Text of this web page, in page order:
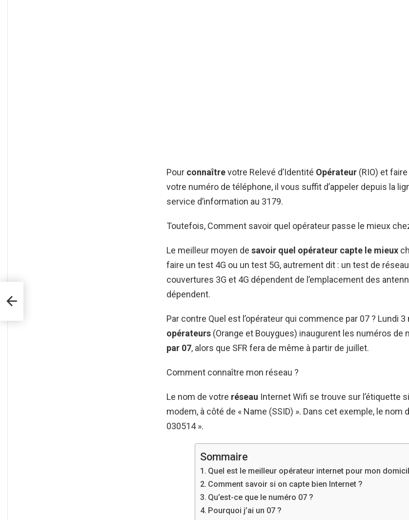
Pour connaîtrevotre Relevé d’Identité Opérateur (RIO) et
votre numéro de téléphone, il vous suffit d’appeler depuis la
service d’information au 3179.
Toutefois, Comment savoir quel opérateur passe le mieux
Le meilleur moyen de savoir quel opérateur capte le mieux
faire un test 4G ou un test 5G, autrement dit : un test de
couvertures 3G et 4G dépendent de l’emplacement des
dépendent.
Par contre Quel est l’opérateur qui commence par 07 ? Lundi 3
opérateurs (Orange et Bouygues) inaugurent les numéros de
par 07, alors que SFR fera de même à partir de juillet.
Comment connaître mon réseau ?
Le nom de votre réseau Internet Wifi se trouve sur l’étiquette
modem, à côté de « Name (SSID) ». Dans cet exemple, le nom
030514 ».
Sommaire
Quel est le meilleur opérateur internet pour mon
Comment savoir si on capte bien Internet ?
Qu’est-ce que le numéro 07 ?
Pourquoi j’ai un 07 ?